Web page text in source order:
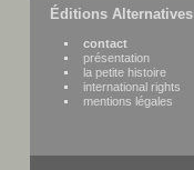
Éditions Alternatives
contact
présentation
la petite histoire
international rights
mentions légales